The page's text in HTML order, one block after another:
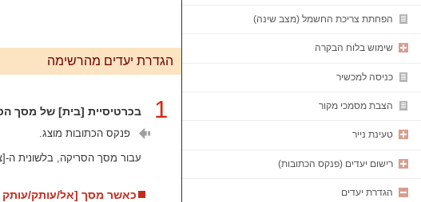
הפחתת צריכת החשמל (מצב שינה)
שימוש בלוח הבקרה
כניסה למכשיר
הצבת מסמכי מקור
טעינת נייר
רישום יעדים (פנקס הכתובות)
הגדרת יעדים
הגדרת יעדים מהרשימה
1 בכרטיסיית [בית] של מסך
פנקס הכתובות מוצג.
עבור מסך הסריקה, בלשונית ה-
כאשר מסך [אל/עותק/עותק